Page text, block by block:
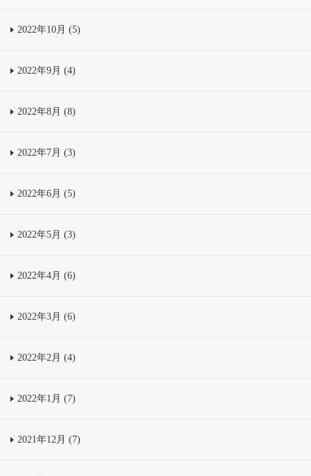
2022年10月 (5)
2022年9月 (4)
2022年8月 (8)
2022年7月 (3)
2022年6月 (5)
2022年5月 (3)
2022年4月 (6)
2022年3月 (6)
2022年2月 (4)
2022年1月 (7)
2021年12月 (7)